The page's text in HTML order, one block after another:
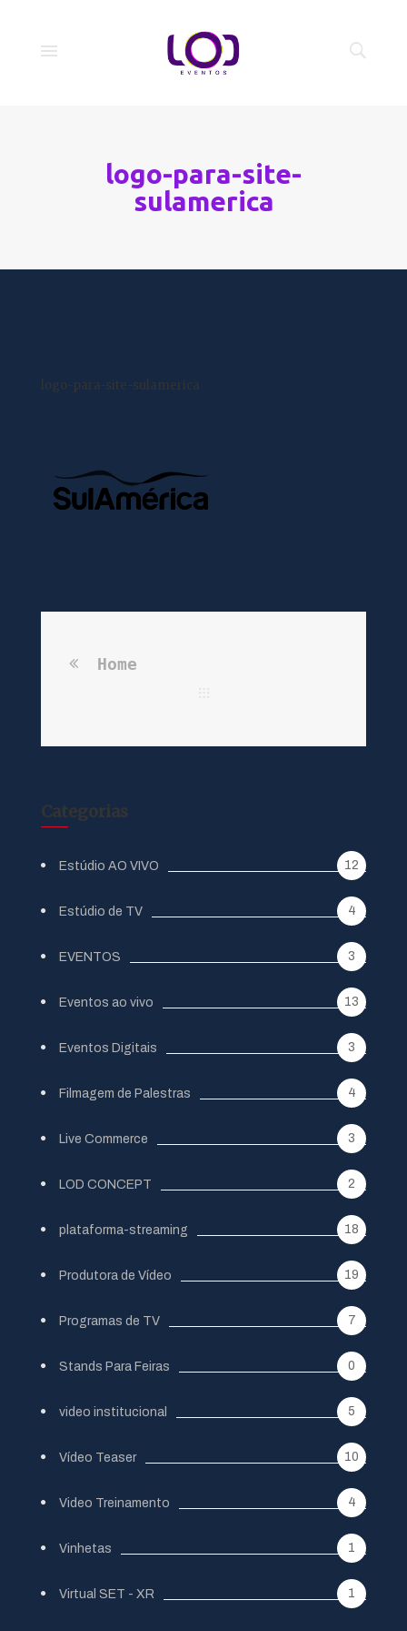
logo-para-site-
sulamerica
logo-para-site-sulamerica
Home
Categorias
Estúdio AO VIVO 12
Estúdio de TV 4
EVENTOS 3
Eventos ao vivo 13
Eventos Digitais 3
Filmagem de Palestras 4
Live Commerce 3
LOD CONCEPT 2
plataforma-streaming 18
Produtora de Vídeo 19
Programas de TV 7
Stands Para Feiras 0
video institucional 5
Vídeo Teaser 10
Video Treinamento 4
Vinhetas 1
Virtual SET - XR 1